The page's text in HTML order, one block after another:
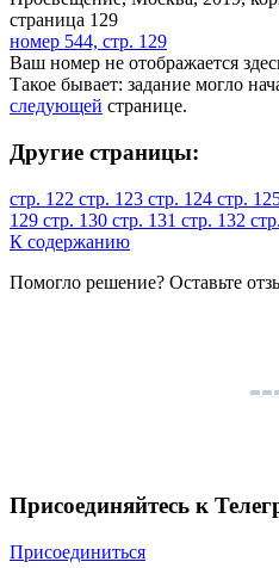
номер 544, стр. 129
Ваш номер не отображается
Такое бывает: задание могло
следующей странице.
Другие страницы:
стр. 122 стр. 123 стр. 124 стр.
129 стр. 130 стр. 131 стр. 132
К содержанию
Помогло решение? Оставьте
Присоединяйтесь к
Присоединиться